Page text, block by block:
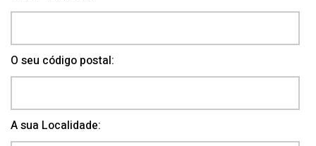
O seu código postal:
A sua Localidade: